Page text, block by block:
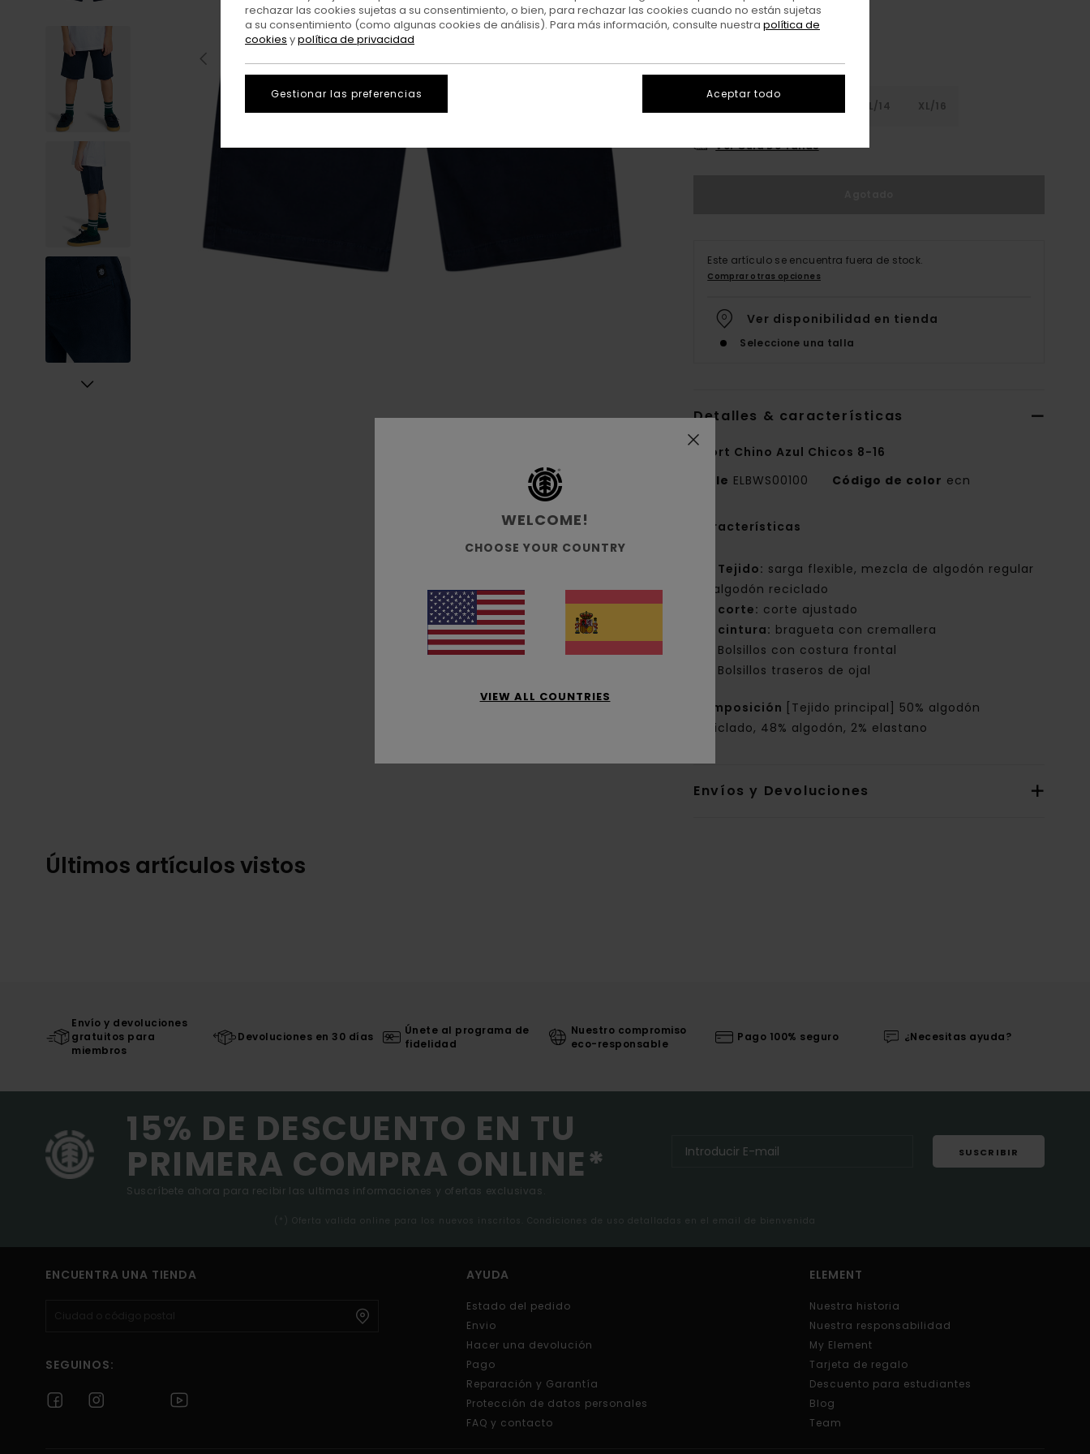
L/14 XL/16
Ver Guía De Tallas
Este artículo se encuentra fuera de stock.
Comprar otras opciones
Ver disponibilidad en tienda
Seleccione una talla
Detalles & características
Short Chino Azul Chicos 8-16
Style ELBWS00100 Código de color ecn
Características
Tejido: sarga flexible, mezcla de algodón regular
y algodón reciclado
corte: corte ajustado
cintura: bragueta con cremallera
Bolsillos con costura frontal
Bolsillos traseros de ojal
Composición
[Tejido principal] 50% algodón
reciclado, 48% algodón, 2% elastano
Envíos y Devoluciones
Últimos artículos vistos
Envío y devoluciones
gratuitos para
miembros
Devoluciones en 30 días
Únete al programa de
fidelidad
Nuestro compromiso
eco-responsable
Pago 100% seguro ¿Necesitas ayuda?
15% DE DESCUENTO EN TU
PRIMERA COMPRA ONLINE*
Suscríbete ahora para recibir las ultimas informaciones y ofertas exclusivas.
SUSCRIBIR
(*) Oferta valida online para los nuevos inscritos. Condiciones de uso detalladas en el email de bienvenida
ENCUENTRA UNA TIENDA
SEGUINOS:
AYUDA
Estado del pedido
Envio
Hacer una devolución
Pago
Reparación y Garantía
Protección de datos personales
FAQ y contacto
ELEMENT
Nuestra historia
Nuestra responsabilidad
My Element
Tarjeta de regalo
Descuento para estudiantes
Blog
Team
WELCOME!
CHOOSE YOUR COUNTRY
VIEW ALL COUNTRIES
rechazar las cookies sujetas a su consentimiento, o bien, para rechazar las cookies cuando no están sujetas
a su consentimiento (como algunas cookies de análisis). Para más información, consulte nuestra política de
cookies ypolítica de privacidad
Gestionar las preferencias Aceptar todo